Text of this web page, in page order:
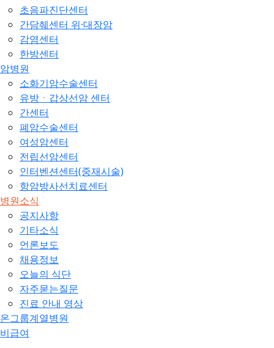
초음파진단센터
간담췌센터 위·대장암
감염센터
한방센터
암병원
소화기암수술센터
유방ㆍ갑상선암 센터
간센터
폐암수술센터
여성암센터
전립선암센터
인터벤션센터(중재시술)
항암방사선치료센터
병원소식
공지사항
기타소식
언론보도
채용정보
오늘의 식단
자주묻는질문
진료 안내 영상
온그룹계열병원
비급여